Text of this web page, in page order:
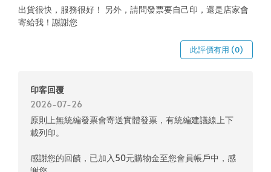
出貨很快，服務很好！ 另外，請問發票要自己印，還是店家會
寄給我！謝謝您
此評價有用 (0)
印客回覆
2026-07-26
原則上無統編發票會寄送實體發票，有統編建議線上下
載列印。
感謝您的回饋，已加入50元購物金至您會員帳戶中，感